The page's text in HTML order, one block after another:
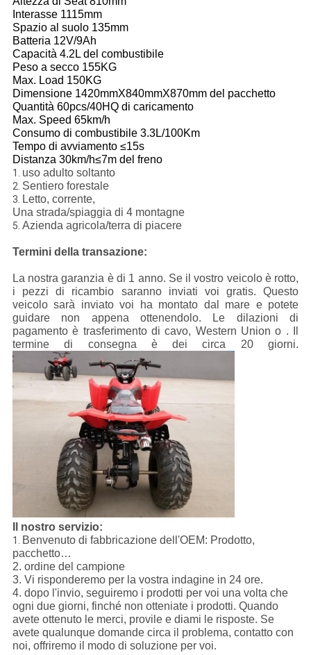
Interasse 1115mm
Spazio al suolo 135mm
Batteria 12V/9Ah
Capacità 4.2L del combustibile
Peso a secco 155KG
Max. Load 150KG
Dimensione 1420mmX840mmX870mm del pacchetto
Quantità 60pcs/40HQ di caricamento
Max. Speed 65km/h
Consumo di combustibile 3.3L/100Km
Tempo di avviamento ≤15s
Distanza 30km/h≤7m del freno
1. uso adulto soltanto
2. Sentiero forestale
3. Letto, corrente,
Una strada/spiaggia di 4 montagne
5. Azienda agricola/terra di piacere
Termini della transazione:
La nostra garanzia è di 1 anno. Se il vostro veicolo è rotto,
i pezzi di ricambio saranno inviati voi gratis. Questo
veicolo sarà inviato voi ha montato dal mare e potete
guidare non appena ottenendolo. Le dilazioni di
pagamento è trasferimento di cavo, Western Union o . Il
termine di consegna è dei circa 20 giorni.
Il nostro servizio:
1. Benvenuto di fabbricazione dell'OEM: Prodotto,
pacchetto…
2. ordine del campione
3. Vi risponderemo per la vostra indagine in 24 ore.
4. dopo l'invio, seguiremo i prodotti per voi una volta che
ogni due giorni, finché non otteniate i prodotti. Quando
avete ottenuto le merci, provile e diami le risposte. Se
avete qualunque domande circa il problema, contatto con
noi, offriremo il modo di soluzione per voi.